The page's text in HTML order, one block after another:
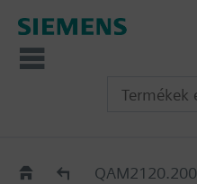
QAM21..QAM2120.200